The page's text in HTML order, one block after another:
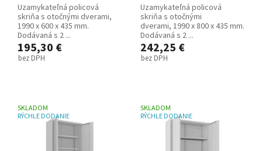
Uzamykateľná policová
skriňa s otočnými dverami,
1990 x 600 x 435 mm.
Dodávaná s 2 ...
195,30 €
bez DPH
Uzamykateľná policová
skriňa s otočnými
dverami, 1990 x 800 x 435 mm.
Dodávaná s 2 ...
242,25 €
bez DPH
SKLADOM
RÝCHLE DODANIE
SKLADOM
RÝCHLE DODANIE